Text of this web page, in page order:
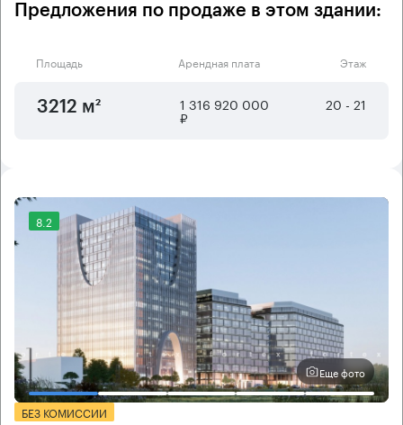
Предложения по продаже в этом здании:
Площадь Арендная плата Этаж
3212 м² 1 316 920 000
₽
20 - 21
8.2
Еще фото
БЕЗ КОМИССИИ